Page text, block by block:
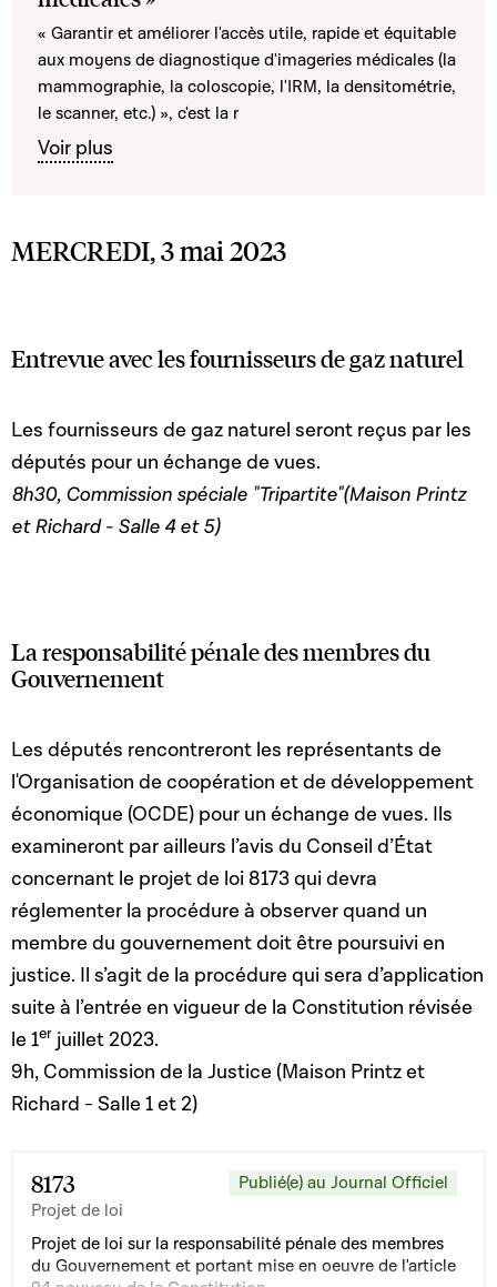
« Garantir et améliorer l'accès utile, rapide et équitable
aux moyens de diagnostique d'imageries médicales (la
mammographie, la coloscopie, l'IRM, la densitométrie,
le scanner, etc.) », c'est la r
Voir plus
MERCREDI, 3 mai 2023
Entrevue avec les fournisseurs de gaz naturel
Les fournisseurs de gaz naturel seront reçus par les
députés pour un échange de vues.
8h30, Commission spéciale "Tripartite"(Maison Printz
et Richard - Salle 4 et 5)
La responsabilité pénale des membres du
Gouvernement
Les députés rencontreront les représentants de
l'Organisation de coopération et de développement
économique (OCDE) pour un échange de vues. Ils
examineront par ailleurs l’avis du Conseil d’État
concernant le projet de loi 8173 qui devra
réglementer la procédure à observer quand un
membre du gouvernement doit être poursuivi en
justice. Il s’agit de la procédure qui sera d’application
suite à l’entrée en vigueur de la Constitution révisée
le 1er juillet 2023.
9h, Commission de la Justice (Maison Printz et
Richard - Salle 1 et 2)
8173
Projet de loi
Publié(e) au Journal Officiel
Projet de loi sur la responsabilité pénale des membres
du Gouvernement et portant mise en oeuvre de l'article